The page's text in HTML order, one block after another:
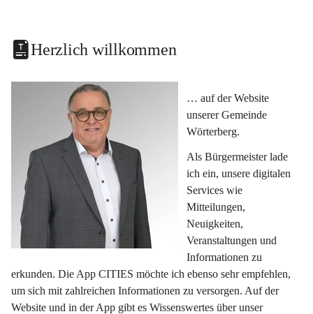
Herzlich willkommen
… auf der Website
unserer Gemeinde
Wörterberg.
Als Bürgermeister lade
ich ein, unsere digitalen
Services wie
Mitteilungen,
Neuigkeiten,
Veranstaltungen und
Informationen zu
erkunden. Die App CITIES möchte ich ebenso sehr empfehlen,
um sich mit zahlreichen Informationen zu versorgen. Auf der
Website und in der App gibt es Wissenswertes über unser